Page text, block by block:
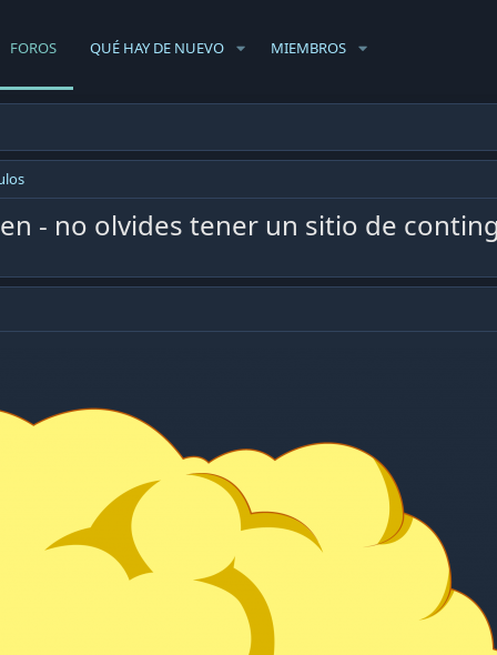
FOROS QUÉ HAY DE NUEVO MIEMBROS
- no olvides tener un sitio de